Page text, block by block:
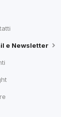
e Newsletter